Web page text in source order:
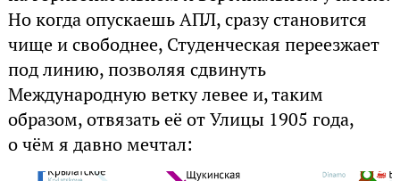
Но когда опускаешь АПЛ, сразу становится
чище и свободнее, Студенческая переезжает
под линию, позволяя сдвинуть
Международную ветку левее и, таким
образом, отвязать её от Улицы 1905 года,
о чём я давно мечтал: